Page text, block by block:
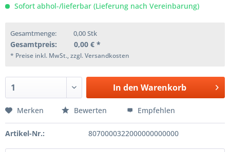
Sofort abhol-/lieferbar (Lieferung nach Vereinbarung)
Gesamtmenge: 0,00Stk
Gesamtpreis: 0,00 € *
* Preise inkl. MwSt., zzgl. Versandkosten
In den Warenkorb
Merken Bewerten Empfehlen
Artikel-Nr.: 8070000322000000000000